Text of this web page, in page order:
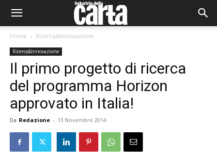
Home Ricerca&Innovazione
Ricerca&Innovazione
Il primo progetto di ricerca
del programma Horizon
approvato in Italia!
Da Redazione - 13 Novembre 2014